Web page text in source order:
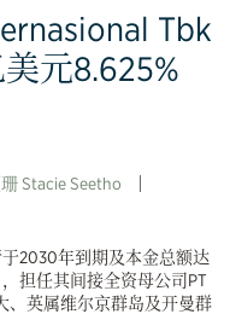
Tbk
元8.625%
Stacie Seetho
于2030年到期及本金总额达
担任其间接全资母公司PT
、英属维尔京群岛及开曼群